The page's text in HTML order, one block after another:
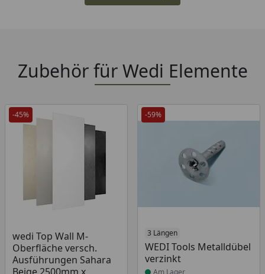
Zubehör für Wedi Elemente
-45%
wedi Top Wall M-
Oberfläche versch.
Ausführungen Sahara
Produkt am Lager
-59%
3 Längen
WEDI Tools Metalldübel
verzinkt
Produkt am Lager
Am Lager